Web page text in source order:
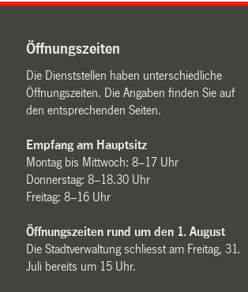
Öffnungszeiten
Die Dienststellen haben unterschiedliche
Öffnungszeiten. Die Angaben finden Sie auf
den entsprechenden Seiten.
Empfang am Hauptsitz
Montag bis Mittwoch: 8–17 Uhr
Donnerstag: 8–18.30 Uhr
Freitag: 8–16 Uhr
Öffnungszeiten rund um den 1. August
Die Stadtverwaltung schliesst am Freitag, 31.
Juli bereits um 15 Uhr.